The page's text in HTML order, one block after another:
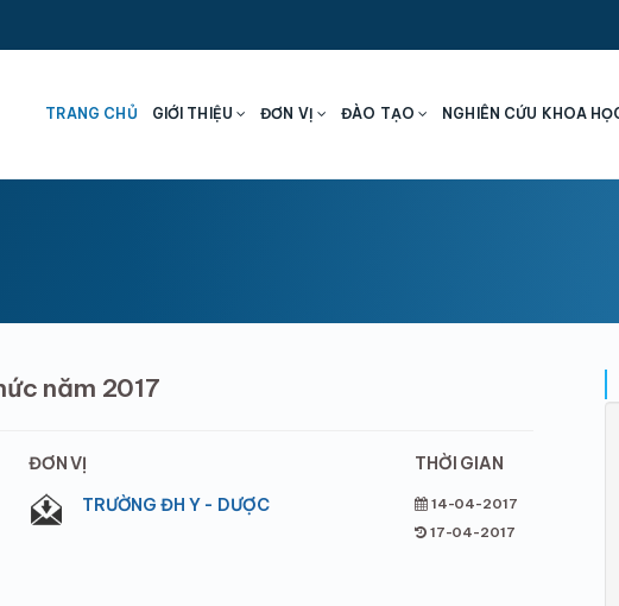
TRANG CHỦ GIỚI THIỆU ĐƠN VỊ ĐÀO TẠO NGHIÊN CỨU KHOA
năm 2017
ĐƠN VỊ
TRƯỜNG ĐH Y - DƯỢC
THỜI GIAN
14-04-2017
17-04-2017